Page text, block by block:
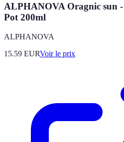
ALPHANOVA Oragnic sun -
Pot 200ml
ALPHANOVA
15.59 EURVoir le prix